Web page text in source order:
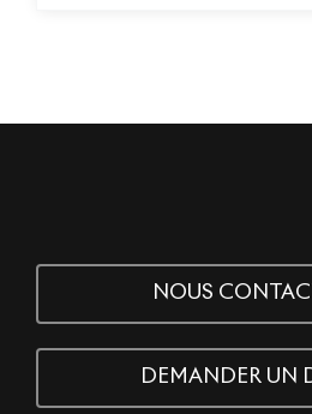
NOUS
DEMANDER UN